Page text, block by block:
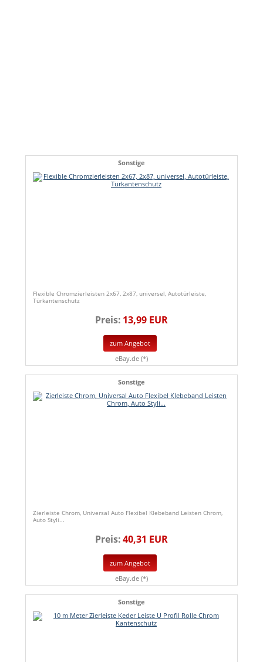
Sonstige
Flexible Chromzierleisten 2x67, 2x87, universel, Autotürleiste,
Türkantenschutz
Preis: 13,99 EUR
zum Angebot
eBay.de (*)
Sonstige
Zierleiste Chrom, Universal Auto Flexibel Klebeband Leisten Chrom,
Auto Styli...
Preis:40,31 EUR
zum Angebot
eBay.de (*)
Sonstige